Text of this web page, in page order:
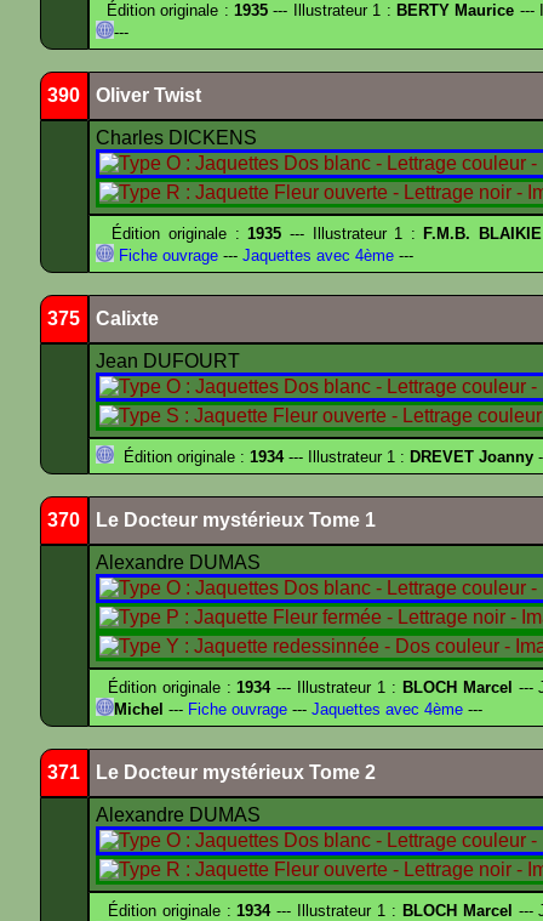
Édition originale : 1935--- Illustrateur 1 : BERTY Maurice ---
---
390 Oliver Twist
Charles DICKENS
Édition originale :1935 --- Illustrateur 1 : F.M.B.
Fiche ouvrage --- Jaquettes avec 4ème ---
375 Calixte
Jean DUFOURT
Édition originale : 1934--- Illustrateur 1 : DREVET Joanny
370 Le Docteur mystérieux Tome 1
Alexandre DUMAS
Édition originale :1934--- Illustrateur 1 : BLOCH Marcel ---
Michel --- Fiche ouvrage --- Jaquettes avec 4ème ---
371 Le Docteur mystérieux Tome 2
Alexandre DUMAS
Édition originale :1934--- Illustrateur 1 : BLOCH Marcel ---